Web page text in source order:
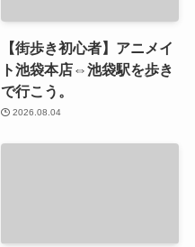
【街歩き初心者】アニメイ
ト池袋本店⇔池袋駅を歩き
で行こう。
2026.08.04